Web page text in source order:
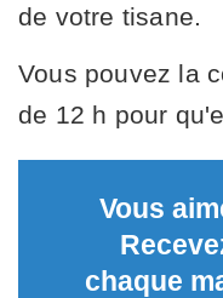
de votre tisane.
Vous pouvez la
de 12 h pour
Vous
chaque